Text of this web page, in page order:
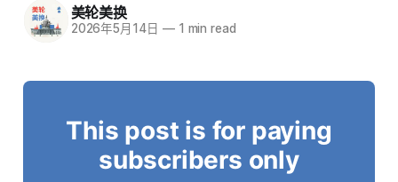
美轮美换
2026年5月14日 —1 min read
This post is for paying
subscribers only